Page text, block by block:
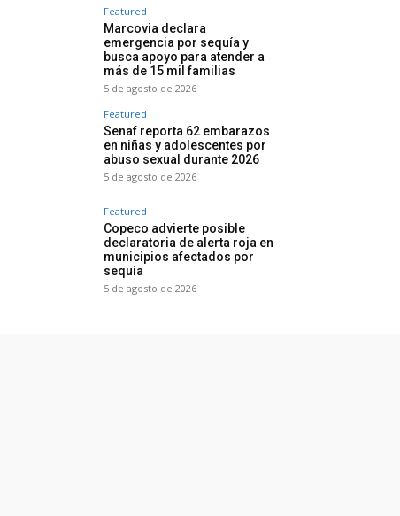
Featured
Marcovia declara
emergencia por sequía y
busca apoyo para atender a
más de 15 mil familias
5 de agosto de 2026
Featured
Senaf reporta 62 embarazos
en niñas y adolescentes por
abuso sexual durante 2026
5 de agosto de 2026
Featured
Copeco advierte posible
declaratoria de alerta roja en
municipios afectados por
sequía
5 de agosto de 2026